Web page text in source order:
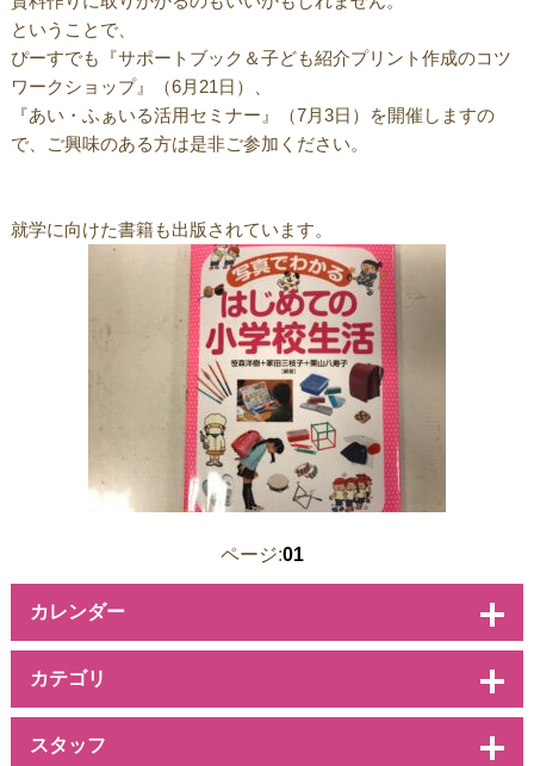
ということで、
ぴーすでも『サポートブック＆子ども紹介プリント作成のコツ
ワークショップ』（6月21日）、
『あい・ふぁいる活用セミナー』（7月3日）を開催しますの
で、ご興味のある方は是非ご参加ください。
就学に向けた書籍も出版されています。
ページ:01
カレンダー
カテゴリ
スタッフ